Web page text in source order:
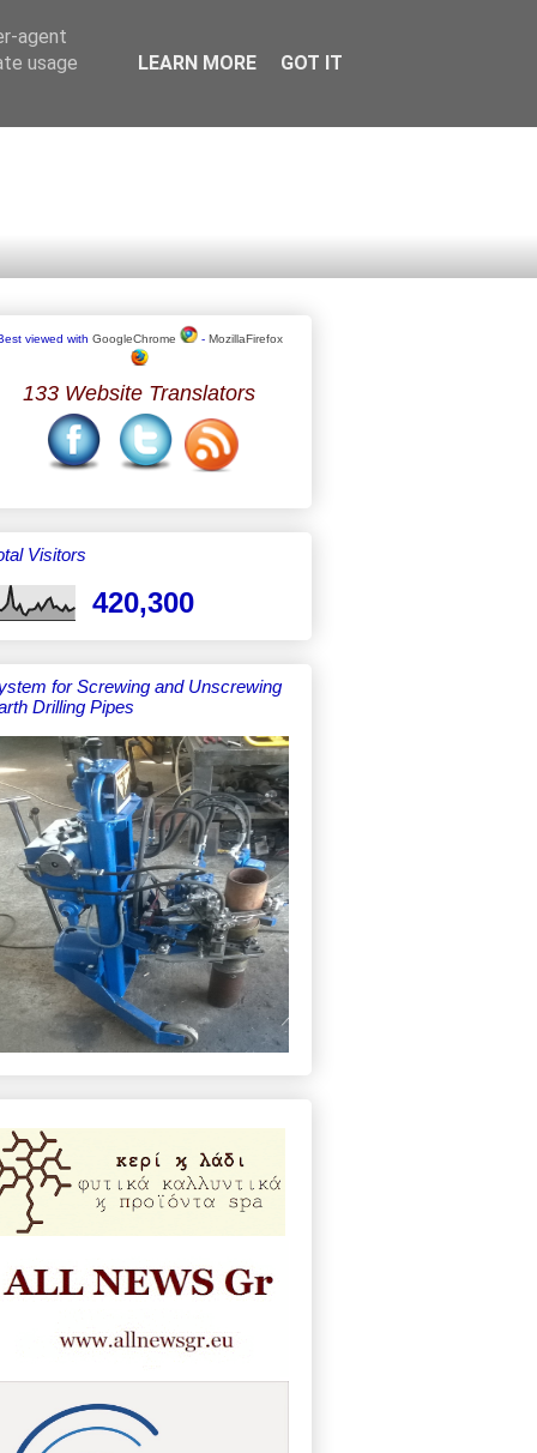
viewed with GoogleChrome - MozillaFirefox
133 Website Translators
Visitors
420,300
for Screwing and Unscrewing
Drilling Pipes
agent
usage
LEARN MORE GOT IT